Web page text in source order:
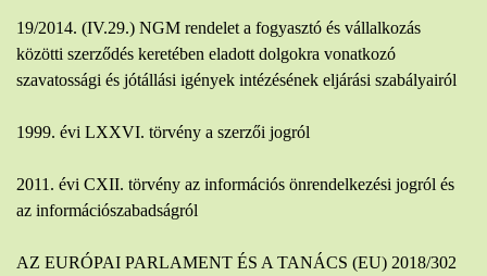
19/2014. (IV.29.) NGM rendelet a fogyasztó és vállalkozás
közötti szerződés keretében eladott dolgokra vonatkozó
szavatossági és jótállási igények intézésének eljárási szabályairól
1999. évi LXXVI. törvény a szerzői jogról
2011. évi CXII. törvény az információs önrendelkezési jogról és
az információszabadságról
AZ EURÓPAI PARLAMENT ÉS A TANÁCS (EU) 2018/302